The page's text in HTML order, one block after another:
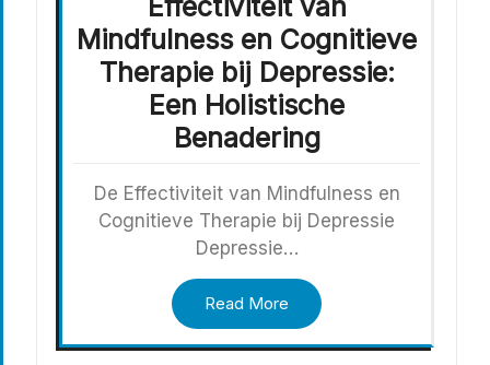
Effectiviteit van
Mindfulness en Cognitieve
Therapie bij Depressie:
Een Holistische
Benadering
De Effectiviteit van Mindfulness en
Cognitieve Therapie bij Depressie
Depressie…
Read More